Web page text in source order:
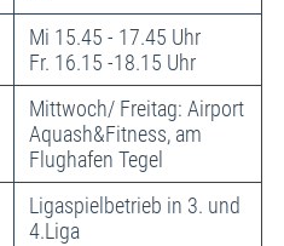
Mi 15.45 - 17.45 Uhr
Fr. 16.15 -18.15 Uhr
Mittwoch/ Freitag: Airport
Aquash&Fitness, am
Flughafen Tegel
Ligaspielbetrieb in 3. und
4.Liga